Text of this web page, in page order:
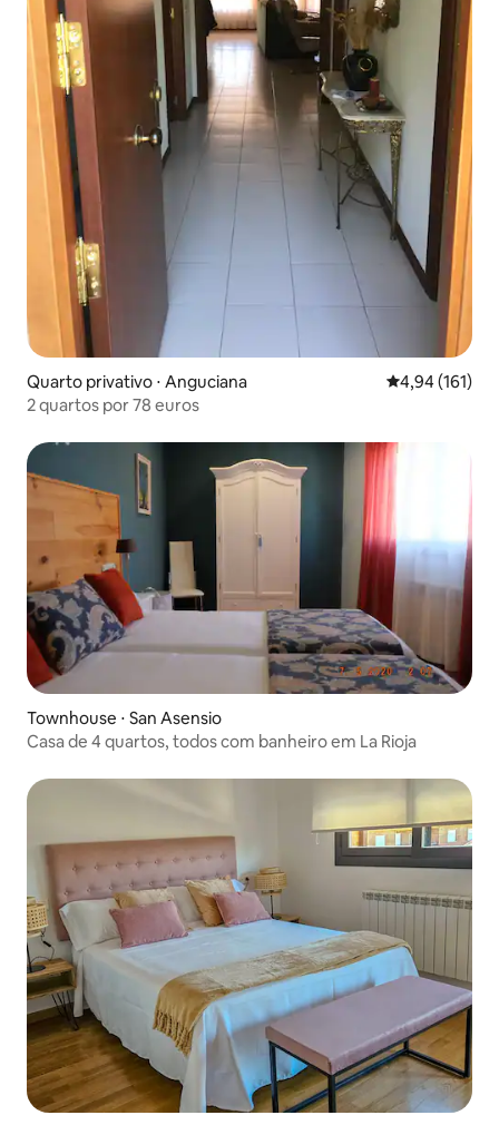
Quarto privativo ⋅ Anguciana 4,94 de uma
4,94 (161)
2 quartos por 78 euros
Townhouse ⋅ San Asensio
Casa de 4 quartos, todos com banheiro em La Rioja